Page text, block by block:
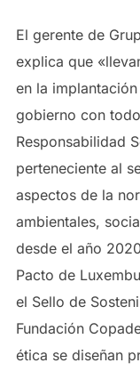
El gerente de
explica que
en la
gobierno con
Responsabilidad
perteneciente al
aspectos de la
ambientales,
desde el año
Pacto de
el Sello de
Fundación
ética se diseñan